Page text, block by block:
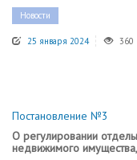
Новости
25 января 2024 360
Постановление №3
О регулировании
недвижимого имущества,